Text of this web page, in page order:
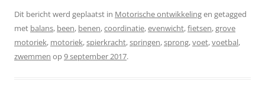
Dit bericht werd geplaatst in Motorische ontwikkelingen getagged
met balans, been, benen,coordinatie,evenwicht,fietsen,grove
motoriek, motoriek,spierkracht,springen,sprong,voet,voetbal,
zwemmen op9 september 2017.